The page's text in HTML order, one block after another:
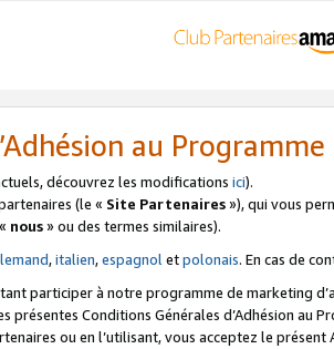
au
découvrez les modifications ici).
(le « Site Partenaires»), qui vous
nous» ou des termes similaires).
,italien,espagnoletpolonais. En cas de
participer à notre programme de marketing
présentes Conditions Générales d’Adhésion au
ou en l’utilisant, vous acceptez le présent